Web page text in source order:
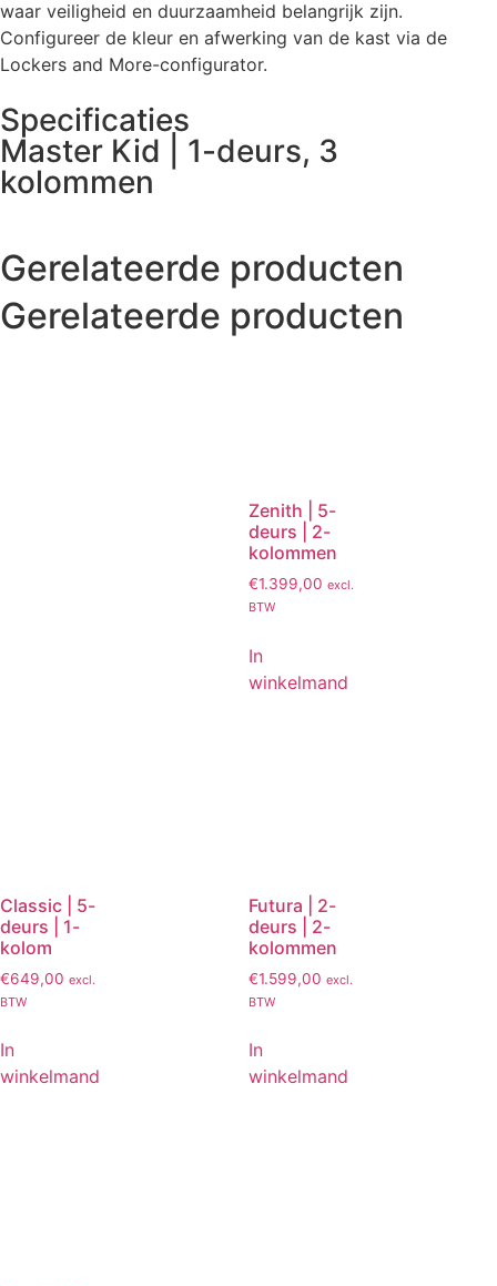
waar veiligheid en duurzaamheid belangrijk zijn.
Configureer de kleur en afwerking van de kast via de
Lockers and More-configurator.
Specificaties
Master Kid | 1-deurs, 3
kolommen
Gerelateerde producten
Gerelateerde producten
Zenith | 5-
deurs | 2-
kolommen
€1.399,00 excl.
BTW
In
winkelmand
Classic | 5-
deurs | 1-
kolom
€649,00 excl.
BTW
In
winkelmand
Futura | 2-
deurs | 2-
kolommen
€1.599,00 excl.
BTW
In
winkelmand